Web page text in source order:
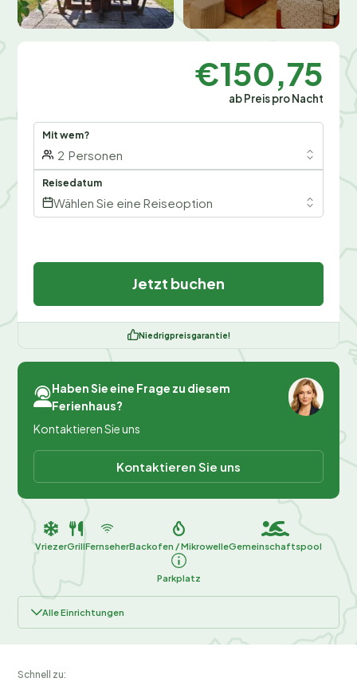
€150,75
ab Preis pro Nacht
Mit wem?
2 Personen
Reisedatum
Wählen Sie eine Reiseoption
Jetzt buchen
Niedrigpreisgarantie!
Haben Sie eine Frage zu diesem
Ferienhaus?
Kontaktieren Sie uns
Kontaktieren Sie uns
VriezerGrillFernseherBackofen / MikrowelleGemeinschaftspool
Parkplatz
Alle Einrichtungen
Schnell zu: